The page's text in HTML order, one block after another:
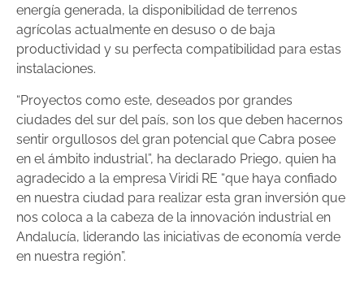
energía generada, la disponibilidad de terrenos
agrícolas actualmente en desuso o de baja
productividad y su perfecta compatibilidad para estas
instalaciones.
“Proyectos como este, deseados por grandes
ciudades del sur del país, son los que deben hacernos
sentir orgullosos del gran potencial que Cabra posee
en el ámbito industrial”, ha declarado Priego, quien ha
agradecido a la empresa Viridi RE “que haya confiado
en nuestra ciudad para realizar esta gran inversión que
nos coloca a la cabeza de la innovación industrial en
Andalucía, liderando las iniciativas de economía verde
en nuestra región”.